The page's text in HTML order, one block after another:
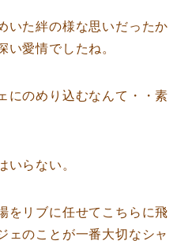
いた絆の様な思いだったか
い愛情でしたね。
にのめり込むなんて・・素
いらない。
をリブに任せてこちらに飛
ェのことが一番大切なシャ